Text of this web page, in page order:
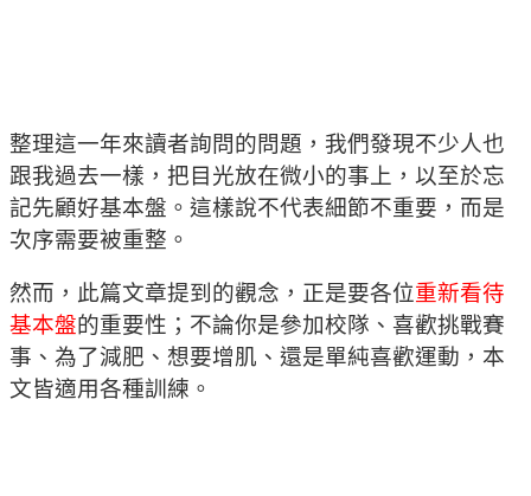
整理這一年來讀者詢問的問題，我們發現不少人也
跟我過去一樣，把目光放在微小的事上，以至於忘
記先顧好基本盤。這樣說不代表細節不重要，而是
次序需要被重整。
然而，此篇文章提到的觀念，正是要各位重新看待
基本盤的重要性；不論你是參加校隊、喜歡挑戰賽
事、為了減肥、想要增肌、還是單純喜歡運動，本
文皆適用各種訓練。